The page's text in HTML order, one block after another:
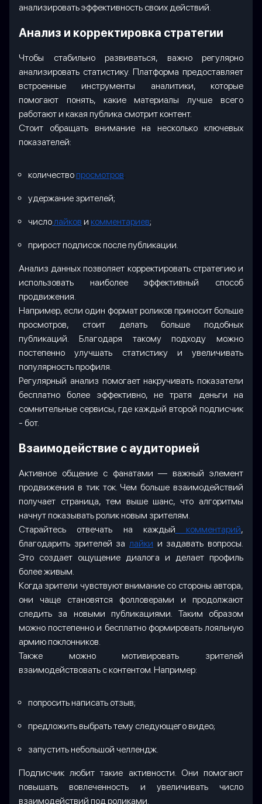
анализировать эффективность своих действий.
Анализ и корректировка стратегии
Чтобы стабильно развиваться, важно регулярно
анализировать статистику. Платформа предоставляет
встроенные инструменты аналитики, которые
помогают понять, какие материалы лучше всего
работают и какая публика смотрит контент.
Стоит обращать внимание на несколько ключевых
показателей:
количество просмотров;
удержание зрителей;
числолайков и комментариев;
прирост подписок после публикации.
Анализ данных позволяет корректировать стратегию и
использовать наиболее эффективный способ
продвижения.
Например, если один формат роликов приносит больше
просмотров, стоит делать больше подобных
публикаций. Благодаря такому подходу можно
постепенно улучшать статистику и увеличивать
популярность профиля.
Регулярный анализ помогает накручивать показатели
бесплатно более эффективно, не тратя деньги на
сомнительные сервисы, где каждый второй подписчик
- бот.
Взаимодействие с аудиторией
Активное общение с фанатами — важный элемент
продвижения в тик ток. Чем больше взаимодействий
получает страница, тем выше шанс, что алгоритмы
начнут показывать ролик новым зрителям.
Старайтесь отвечать на каждый комментарий,
благодарить зрителей за лайки и задавать вопросы.
Это создает ощущение диалога и делает профиль
более живым.
Когда зрители чувствуют внимание со стороны автора,
они чаще становятся фолловерами и продолжают
следить за новыми публикациями. Таким образом
можно постепенно и бесплатно формировать лояльную
армию поклонников.
Также можно мотивировать зрителей
взаимодействовать с контентом. Например:
попросить написать отзыв;
предложить выбрать тему следующего видео;
запустить небольшой челлендж.
Подписчик любит такие активности. Они помогают
повышать вовлеченность и увеличивать число
взаимодействий под роликами.